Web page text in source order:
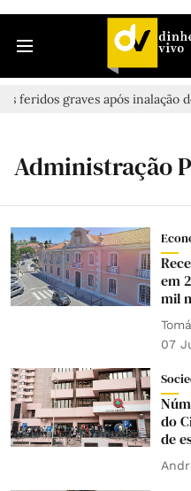
feridos graves após inalação
Administração
em
mil
07
do
de